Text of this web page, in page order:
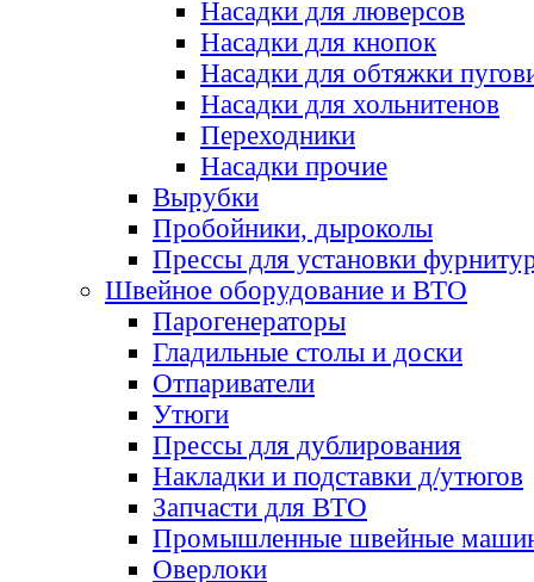
Насадки для люверсов
Насадки для кнопок
Насадки для обтяжки
Насадки для хольнитенов
Переходники
Насадки прочие
Вырубки
Пробойники, дыроколы
Прессы для установки
Швейное оборудование и ВТО
Парогенераторы
Гладильные столы и доски
Отпариватели
Утюги
Прессы для дублирования
Накладки и подставки д/утюгов
Запчасти для ВТО
Промышленные швейные
Оверлоки